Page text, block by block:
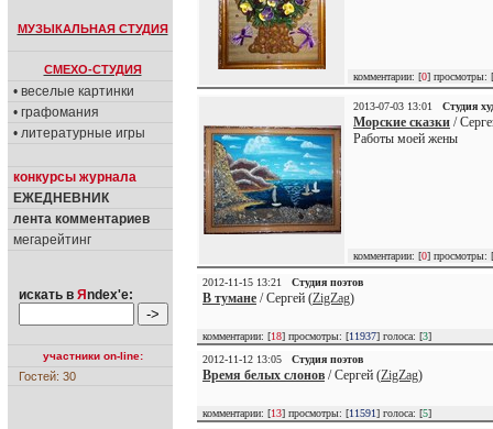
МУЗЫКАЛЬНАЯ СТУДИЯ
СМЕХО-СТУДИЯ
• веселые картинки
• графомания
• литературные игры
конкурсы журнала
ЕЖЕДНЕВНИК
лента комментариев
мегарейтинг
искать в Я ndex'е:
участники on-line:
Гостей: 30
комментарии: [0] просмотры: [
2013-07-03 13:01 Студия
Морские сказки /
Работы моей жены
комментарии: [0] просмотры: [
2012-11-15 13:21 Студия поэтов
В тумане / Сергей (ZigZag)
комментарии: [18] просмотры: [11937] голоса: [3]
2012-11-12 13:05
Студия поэтов
Время белых слонов / Сергей (ZigZag)
комментарии: [13] просмотры: [11591] голоса: [5]